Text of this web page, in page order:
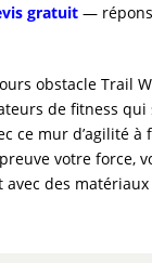
gratuit—
obstacle Trail
de fitness
ce mur d’agilité
votre force,
des